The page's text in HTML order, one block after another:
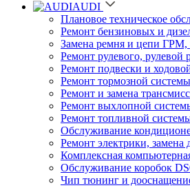
AUDI
Плановое техническое
Ремонт бензиновых и
Замена ремня и цепи
Ремонт рулевого, рулевой
Ремонт подвески и
Ремонт тормозной системы
Ремонт и замена
Ремонт выхлопной
Ремонт топливной
Обслуживание
Ремонт электрики, замена
Комплексная
Обслуживание коробок
Чип тюнинг и